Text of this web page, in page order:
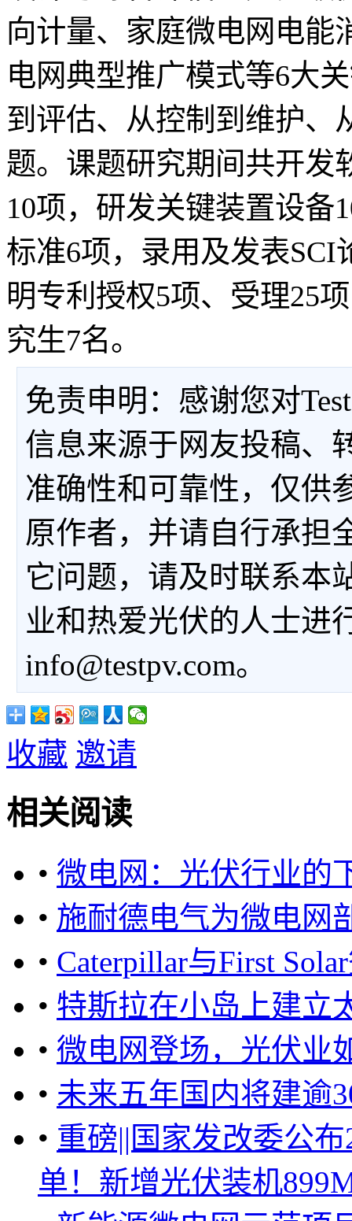
向计量、家庭微电网电能
电网典型推广模式等6大
到评估、从控制到维护、
题。课题研究期间共开发
10项，研发关键装置设备
标准6项，录用及发表SCI
明专利授权5项、受理25
究生7名。
免责申明：感谢您对
信息来源于网友投稿、
准确性和可靠性，仅供
原作者，并请自行承担
它问题，请及时联系本
业和热爱光伏的人士进
info@testpv.com。
收藏 邀请
相关阅读
• 微电网：光伏行业的
• 施耐德电气为微电网
• Caterpillar与First
• 特斯拉在小岛上建立
• 微电网登场，光伏业
• 未来五年国内将建逾
• 重磅||国家发改委公
单！新增光伏装机